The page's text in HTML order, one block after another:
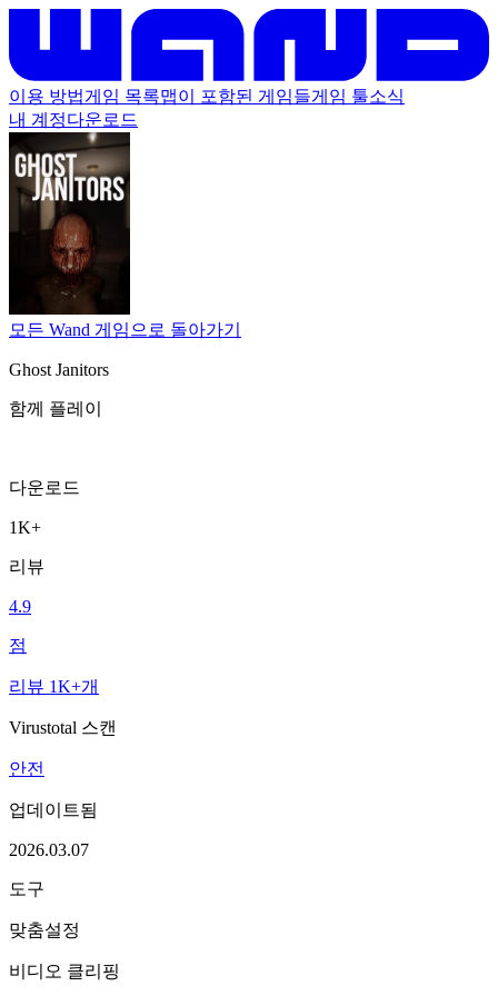
이용 방법게임 목록맵이 포함된 게임들게임 툴소식
내 계정다운로드
모든 Wand 게임으로 돌아가기
Ghost Janitors
함께 플레이
다운로드
1K+
리뷰
4.9
점
리뷰 1K+개
Virustotal 스캔
안전
업데이트됨
2026.03.07
도구
맞춤설정
비디오 클리핑